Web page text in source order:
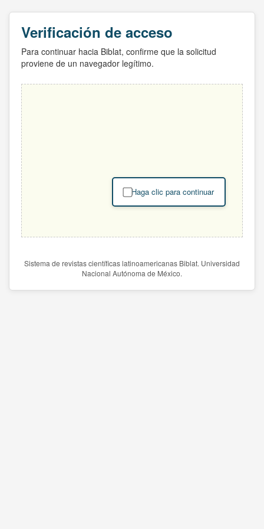
Verificación de acceso
Para continuar hacia Biblat, confirme que la solicitud
proviene de un navegador legítimo.
Haga clic para continuar
Sistema de revistas científicas latinoamericanas Biblat. Universidad
Nacional Autónoma de México.